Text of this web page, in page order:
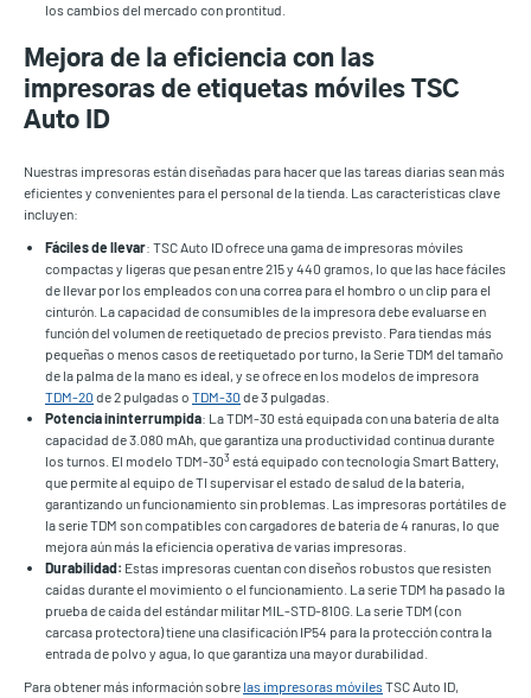
los cambios del mercado con prontitud.
Mejora de la eficiencia con las
impresoras de etiquetas móviles TSC
Auto ID
Nuestras impresoras están diseñadas para hacer que las tareas diarias sean más
eficientes y convenientes para el personal de la tienda. Las características clave
incluyen:
Fáciles de llevar: TSC Auto ID ofrece una gama de impresoras móviles
compactas y ligeras que pesan entre 215 y 440 gramos, lo que las hace fáciles
de llevar por los empleados con una correa para el hombro o un clip para el
cinturón. La capacidad de consumibles de la impresora debe evaluarse en
función del volumen de reetiquetado de precios previsto. Para tiendas más
pequeñas o menos casos de reetiquetado por turno, la Serie TDM del tamaño
de la palma de la mano es ideal, y se ofrece en los modelos de impresora
TDM-20 de 2 pulgadas o TDM-30 de 3 pulgadas.
Potencia ininterrumpida: La TDM-30 está equipada con una batería de alta
capacidad de 3.080 mAh, que garantiza una productividad continua durante
los turnos. El modelo TDM-303 está equipado con tecnología Smart Battery,
que permite al equipo de TI supervisar el estado de salud de la batería,
garantizando un funcionamiento sin problemas. Las impresoras portátiles de
la serie TDM son compatibles con cargadores de batería de 4 ranuras, lo que
mejora aún más la eficiencia operativa de varias impresoras.
Durabilidad: Estas impresoras cuentan con diseños robustos que resisten
caídas durante el movimiento o el funcionamiento. La serie TDM ha pasado la
prueba de caída del estándar militar MIL-STD-810G. La serie TDM (con
carcasa protectora) tiene una clasificación IP54 para la protección contra la
entrada de polvo y agua, lo que garantiza una mayor durabilidad.
Para obtener más información sobre las impresoras móvilesTSC Auto ID,